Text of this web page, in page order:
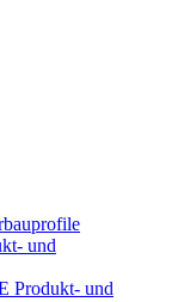
und
Produkt- und